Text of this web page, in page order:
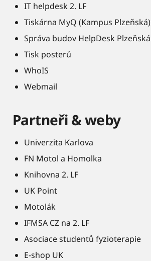
IT helpdesk 2. LF
Tiskárna MyQ (Kampus Plzeňská)
Správa budov HelpDesk Plzeňská
Tisk posterů
WhoIS
Webmail
Partneři & weby
Univerzita Karlova
FN Motol a Homolka
Knihovna 2. LF
UK Point
Motolák
IFMSA CZ na 2. LF
Asociace studentů fyzioterapie
E-shop UK